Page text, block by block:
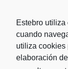
Estampaciones
Polg. Ind. Malpica-
naves 10, 12, 14 y 5
Puebla de Alfindén
Estebro
cuando
utiliza cookies
elaboración